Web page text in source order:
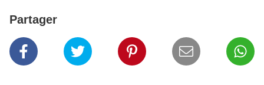
Partager